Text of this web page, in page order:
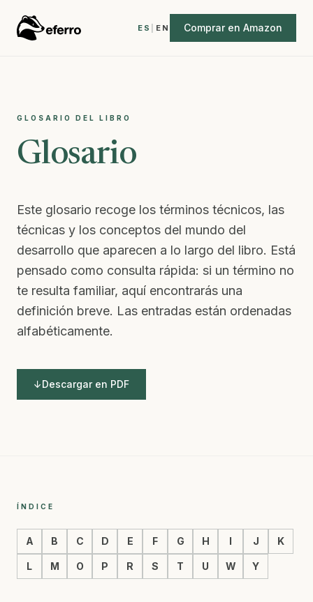
ES EN Comprar en Amazon
GLOSARIO DEL LIBRO
Glosario
Este glosario recoge los términos técnicos, las
técnicas y los conceptos del mundo del
desarrollo que aparecen a lo largo del libro. Está
pensado como consulta rápida: si un término no
te resulta familiar, aquí encontrarás una
definición breve. Las entradas están ordenadas
alfabéticamente.
↓Descargar en PDF
ÍNDICE
A B C D E F G H I J K
L M O P R S T U W Y